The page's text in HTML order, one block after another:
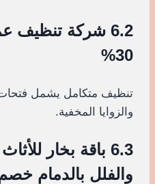
6.2 شركة تنظيف
30%
تنظيف متكامل يشمل فتحات
والزوايا المخفية.
6.3 باقة بخار
والفلل بالدمام خصم